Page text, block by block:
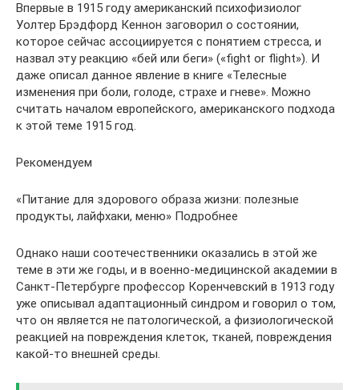
Впервые в 1915 году американский психофизиолог
Уолтер Брэдфорд Кеннон заговорил о состоянии,
которое сейчас ассоциируется с понятием стресса, и
назвал эту реакцию «бей или беги» («fight or flight»). И
даже описал данное явление в книге «Телесные
изменения при боли, голоде, страхе и гневе». Можно
считать началом европейского, американского подхода
к этой теме 1915 год.
Рекомендуем
«Питание для здорового образа жизни: полезные
продукты, лайфхаки, меню» Подробнее
Однако наши соотечественники оказались в этой же
теме в эти же годы, и в военно-медицинской академии в
Санкт-Петербурге профессор Коренчевский в 1913 году
уже описывал адаптационный синдром и говорил о том,
что он является не патологической, а физиологической
реакцией на повреждения клеток, тканей, повреждения
какой-то внешней среды.